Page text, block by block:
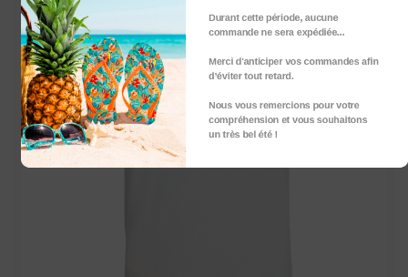
Durant cette période, aucune
commande ne sera expédiée...
Merci d'anticiper vos commandes afin
d’éviter tout retard.
Nous vous remercions pour votre
compréhension et vous souhaitons
un très bel été !